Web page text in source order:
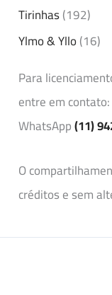
Tirinhas(192)
Ylmo & Yllo(16)
Para
entre em
WhatsApp(11)
O
créditos e sem